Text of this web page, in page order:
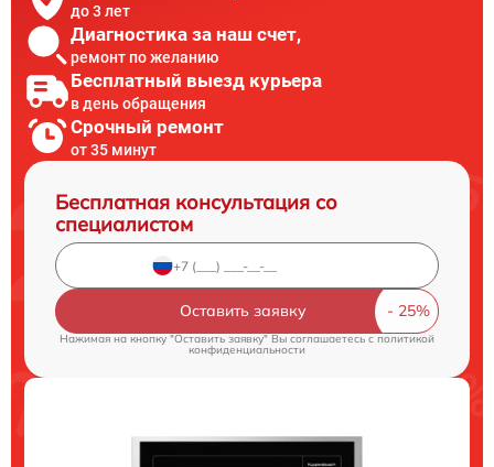
до 3 лет
Диагностика за наш счет,
ремонт по желанию
Бесплатный выезд курьера
в день обращения
Срочный ремонт
от 35 минут
Бесплатная консультация со
специалистом
Оставить заявку
Нажимая на кнопку "Оставить заявку" Вы соглашаетесь c политикой
конфиденциальности